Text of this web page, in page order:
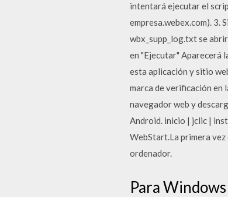
intentará ejecutar el
empresa.webex.com). 3.
wbx_supp_log.txt se
en "Ejecutar" Aparecerá
esta aplicación y sitio
marca de verificación en
navegador web y
Android. inicio | jclic |
WebStart.La primera vez
ordenador.
Para